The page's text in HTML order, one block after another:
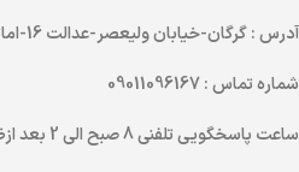
آدرس: گرگان-خیابان ولیعصر-عدالت 16-اماتا گالری
شماره تماس: 09011096167
ساعت پاسخگویی تلفنی